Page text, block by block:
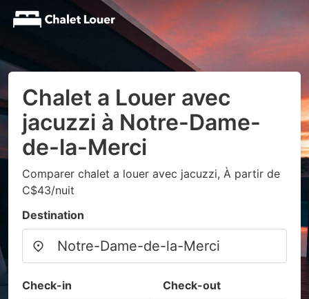
Chalet a Louer avec
jacuzzi à Notre-Dame-
de-la-Merci
Comparer chalet a louer avec jacuzzi, À partir de
C$43/nuit
Destination
Check-in Check-out